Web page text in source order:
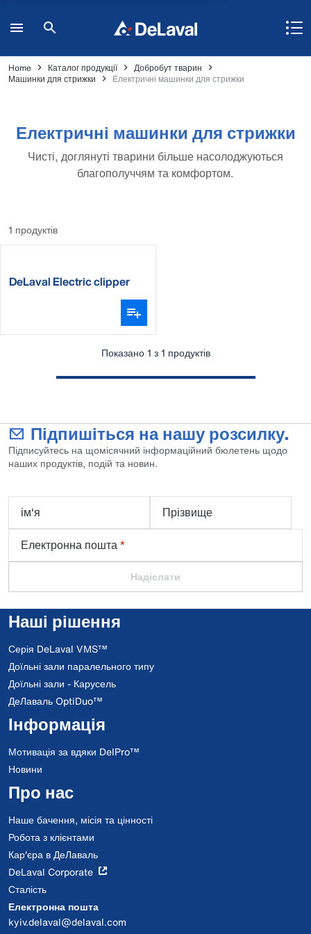
Home Каталог продукції
Добробут тварин
Машинки для стрижки
Електричні машинки для стрижки
Електричні машинки для стрижки
Чисті, доглянуті тварини більше насолоджуються
благополуччям та комфортом.
1 продуктів
DeLaval Electric clipper
Показано 1 з 1 продуктів
Підпишіться на нашу розсилку.
Підписуйтесь на щомісячний інформаційний бюлетень щодо
наших продуктів, подій та новин.
ім'я
Прізвище
Електронна пошта*
Надіслати
Наші рішення
Серія DeLaval VMS™
Доїльні зали паралельного типу
Доїльні зали - Карусель
ДеЛаваль OptiDuo™
Інформація
Мотивація за вдяки DelPro™
Новини
Про нас
Наше бачення, місія та цінності
Робота з клієнтами
Кар'єра в ДеЛаваль
DeLaval Corporate
Сталість
Електронна пошта
kyiv.delaval@delaval.com